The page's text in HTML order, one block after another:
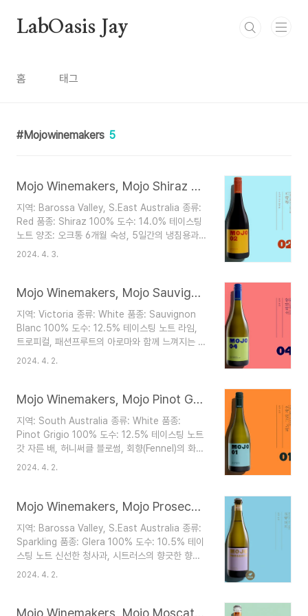
LabOasis Jay
홈 태그
Mojowinemakers 5
Mojo Winemakers, Mojo Shiraz 2021
지역: Barossa Valley, S.East Australia 종류:
Red 품종: Shiraz 100% 도수: 14.0% 테이스팅
노트 양조: 오크통 6개월 숙성, 5일간의 냉침용과
7일 간의 스킨 컨택트 과정을 거침 부드러운 탄닌에
로마 입에서는 진하고, 고급스러운 붉은색 과일이
짐 페어링 소고기, 양갈비, 돼지고기 구이, BBQ 포
크 립 등 대부분의 고기요리 1963년 설립된 호주의
와인 대기업 조발 패밀리 와인즈(Joval Family
Wines)에서는 2003년에 재미있는 프로젝트를 시
2024. 4. 3.
Mojo Winemakers, Mojo Sauvignon Blanc 2022
지역: Victoria 종류: White 품종: Sauvignon
Blanc 100% 도수: 12.5% 테이스팅 노트 라임,
트로피컬, 패션프루트의 아로마와 함께 느껴지는 복
숭아 꽃 힌트 입에서는 향긋한 레몬 라임 커드, 아주
시기 좋은 부드러운 화이트 페어링 다양한 샐러드,
온도는 9~12도가 좋다. 1963년 설립된 호주의 와
인 대기업 조발 패밀리 와인즈(Joval Family
Wines)에서는 2003년에 재미있는 프로젝트를 시
작합니다. 호주 내 각 지역의 다양성을 즐기기 위해
2024. 4. 2.
Mojo Winemakers, Mojo Pinot Grigio 2022
지역: South Australia 종류: White 품종:
Pinot Grigio 100% 도수: 12.5% 테이스팅 노트
갓 자른 배, 허니써클 블로썸, 회향(Fennel)의 화려
한 아로마가 매력적이면서도 마시기 편한 화이트 꿀
자몽 뉘앙스의 미네럴리티가 오랫동안 신선하게 지
속됨 페어링 생선구이, 조개 요리, 해산물 리조또,
사시미 등의 다양한 해산물 요리 1963년 설립된 호
주의 와인 대기업 조발 패밀리 와인즈(Joval
Family Wines)에서는 2003년에 재미있는 프로젝
트를 시작합니다. 호주 내 각 지역의 다양성을 즐기
2024. 4. 2.
Mojo Winemakers, Mojo Prosecco NV
지역: Barossa Valley, S.East Australia 종류:
Sparkling 품종: Glera 100% 도수: 10.5% 테이
스팅 노트 신선한 청사과, 시트러스의 향긋한 향이
기분 좋게 만들어주는 스파클링와인 입안을 가득 채
러운 버블 마시고 나면 입안이 깔끔하고, 개운해지
2024. 4. 2.